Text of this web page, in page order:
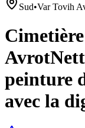
Sud•Var Tovih
Cimetière
Avrot
peinture
avec la